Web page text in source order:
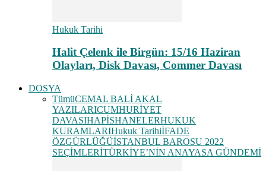
Hukuk Tarihi
Halit Çelenk ile Birgün: 15/16 Haziran
Olayları, Disk Davası, Commer Davası
DOSYA
TümüCEMAL BALİ AKAL
YAZILARICUMHURİYET
DAVASIHAPİSHANELERHUKUK
KURAMLARIHukuk TarihiİFADE
ÖZGÜRLÜĞÜİSTANBUL BAROSU 2022
SEÇİMLERİTÜRKİYE’NİN ANAYASA GÜNDEMİ